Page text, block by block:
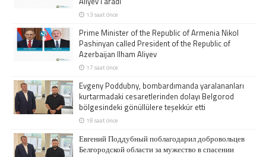
13 saat önce
Prime Minister of the Republic of Armenia Nikol
Pashinyan called President of the Republic of
Azerbaijan Ilham Aliyev
17 saat önce
Evgeny Poddubny, bombardımanda yaralananları
kurtarmadaki cesaretlerinden dolayı Belgorod
bölgesindeki gönüllülere teşekkür etti
18 saat önce
Евгений Поддубный поблагодарил добровольцев
Белгородской области за мужество в спасении